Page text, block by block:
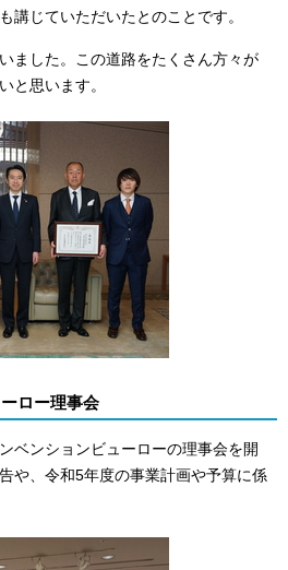
講じていただいたとのことです。
ました。この道路をたくさん方々が
と思います。
ロー理事会
ベンションビューローの理事会を開
や、令和5年度の事業計画や予算に係